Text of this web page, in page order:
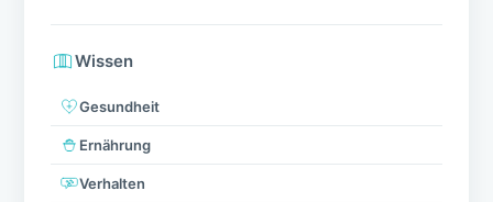
Wissen
Gesundheit
Ernährung
Verhalten